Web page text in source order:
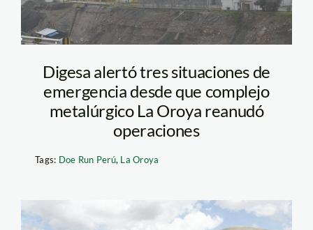
Digesa alertó tres situaciones de
emergencia desde que complejo
metalúrgico La Oroya reanudó
operaciones
Tags: Doe Run Perú, La Oroya